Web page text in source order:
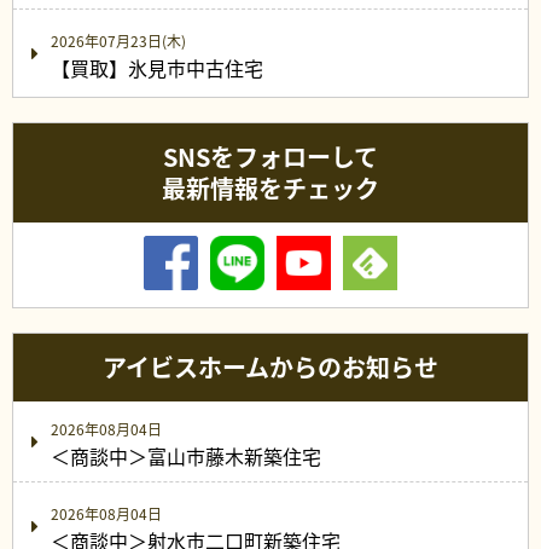
2026年07月23日(木)
【買取】氷見市中古住宅
SNSをフォローして
最新情報をチェック
アイビスホームからのお知らせ
2026年08月04日
＜商談中＞富山市藤木新築住宅
2026年08月04日
＜商談中＞射水市二口町新築住宅